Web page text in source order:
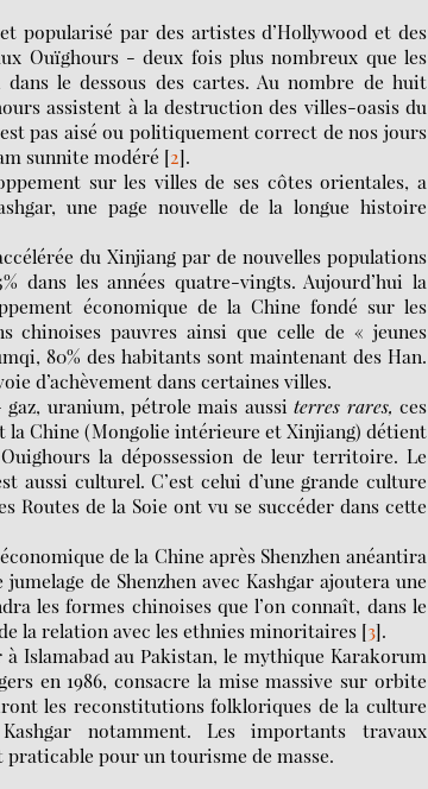
popularisé par des artistes d’Hollywood et des
Ouïghours - deux fois plus nombreux que les
le dessous des cartes. Au nombre de huit
assistent à la destruction des villes-oasis du
pas aisé ou politiquement correct de nos jours
sunnite modéré [2].
sur les villes de ses côtes orientales, a
une page nouvelle de la longue histoire
du Xinjiang par de nouvelles populations
dans les années quatre-vingts. Aujourd’hui la
économique de la Chine fondé sur les
chinoises pauvres ainsi que celle de « jeunes
80% des habitants sont maintenant des Han.
d’achèvement dans certaines villes.
gaz, uranium, pétrole mais aussiterres rares, ces
la Chine (Mongolie intérieure et Xinjiang) détient
la dépossession de leur territoire. Le
culturel. C’est celui d’une grande culture
de la Soie ont vu se succéder dans cette
de la Chine après Shenzhen anéantira
de Shenzhen avec Kashgar ajoutera une
les formes chinoises que l’on connaît, dans le
la relation avec les ethnies minoritaires [3].
Islamabad au Pakistan, le mythique Karakorum
en 1986, consacre la mise massive sur orbite
les reconstitutions folkloriques de la culture
notamment. Les importants travaux
praticable pour un tourisme de masse.